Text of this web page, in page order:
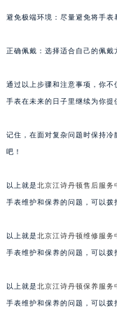
避免极端环境：尽量避免将手表
正确佩戴：选择适合自己的佩戴
通过以上步骤和注意事项，你
手表在未来的日子里继续为你提
记住，在面对复杂问题时保持
吧！
以上就是北京江诗丹顿售后服务
手表维护和保养的问题，可以拨
以上就是北京江诗丹顿维修服务
手表维护和保养的问题，可以拨
以上就是北京江诗丹顿保养服务
手表维护和保养的问题，可以拨